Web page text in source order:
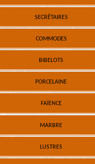
SECRÉTAIRES
COMMODES
BIBELOTS
PORCELAINE
FAÏENCE
MARBRE
LUSTRES